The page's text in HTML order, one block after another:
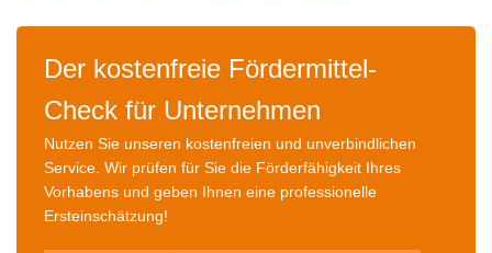
Der kostenfreie Fördermittel-
Check für Unternehmen
Nutzen Sie unseren kostenfreien und unverbindlichen
Service. Wir prüfen für Sie die Förderfähigkeit Ihres
Vorhabens und geben Ihnen eine professionelle
Ersteinschätzung!